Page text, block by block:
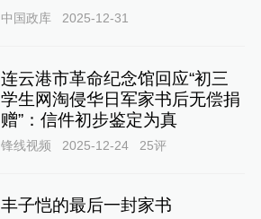
中国政库 2025-12-31
连云港市革命纪念馆回应“初三
学生网淘侵华日军家书后无偿捐
赠”：信件初步鉴定为真
锋线视频 2025-12-24 25评
丰子恺的最后一封家书